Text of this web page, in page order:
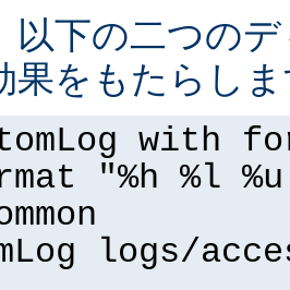
以下の二つの
果をもたらし
with
"%h %l
logs/